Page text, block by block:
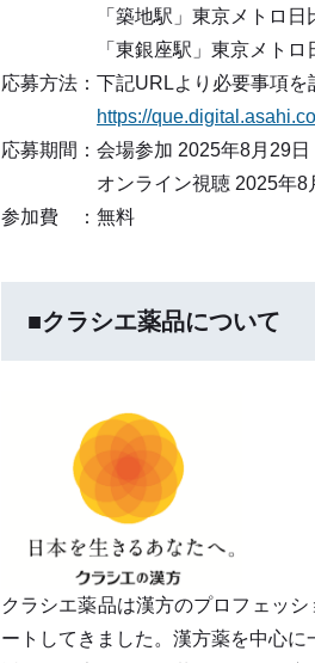
「築地駅」東京メトロ日比谷
「東銀座駅」東京メトロ日比
応募方法：下記URLより必要事項を
https://
応募期間：会場参加 2025年8月29
オンライン視聴 2025年8月29
参加費 ：無料
■クラシエ薬品について
クラシエ薬品は漢方のプロフェッ
ートしてきました。漢方薬を中心